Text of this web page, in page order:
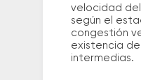
velocidad
según el
congestión
existencia
intermedias.